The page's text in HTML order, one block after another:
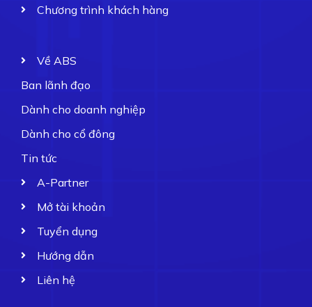
Chương trình khách hàng
Về ABS
Ban lãnh đạo
Dành cho doanh nghiệp
Dành cho cổ đông
Tin tức
A-Partner
Mở tài khoản
Tuyển dụng
Hướng dẫn
Liên hệ